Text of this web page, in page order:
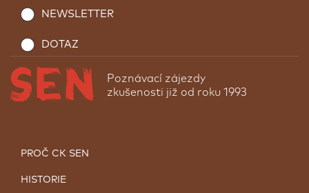
NEWSLETTER
DOTAZ
Poznávací zájezdy
zkušenosti již od roku 1993
PROČ CK SEN
HISTORIE